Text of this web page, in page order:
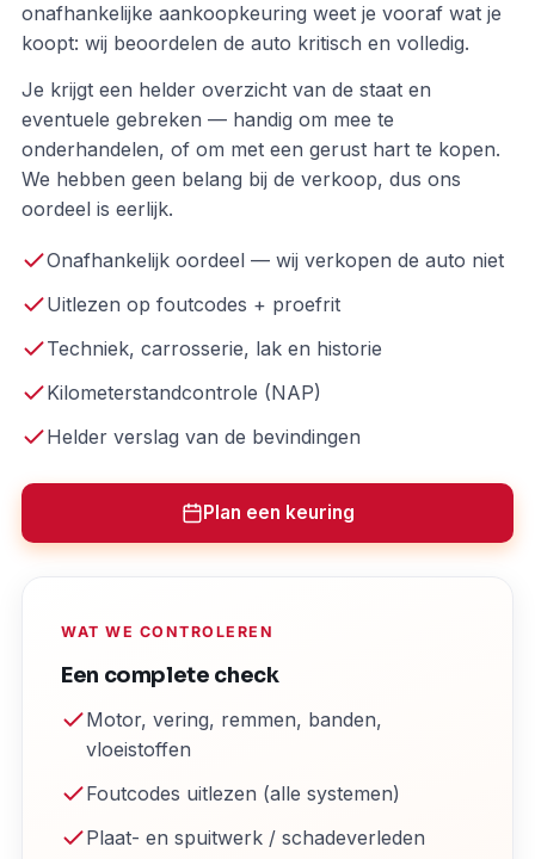
onafhankelijke aankoopkeuring weet je vooraf wat je
koopt: wij beoordelen de auto kritisch en volledig.
Je krijgt een helder overzicht van de staat en
eventuele gebreken — handig om mee te
onderhandelen, of om met een gerust hart te kopen.
We hebben geen belang bij de verkoop, dus ons
oordeel is eerlijk.
Onafhankelijk oordeel — wij verkopen de auto niet
Uitlezen op foutcodes + proefrit
Techniek, carrosserie, lak en historie
Kilometerstandcontrole (NAP)
Helder verslag van de bevindingen
Plan een keuring
WAT WE CONTROLEREN
Een complete check
Motor, vering, remmen, banden,
vloeistoffen
Foutcodes uitlezen (alle systemen)
Plaat- en spuitwerk / schadeverleden